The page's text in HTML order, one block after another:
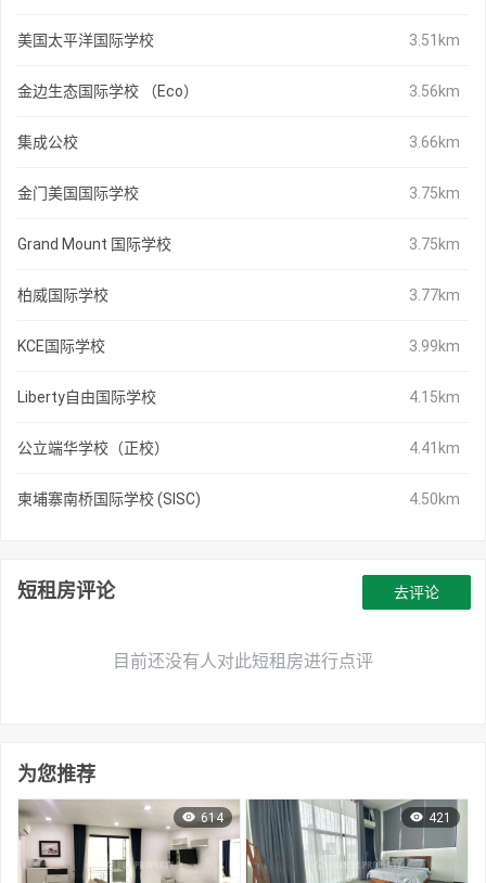
美国太平洋国际学校 3.51km
金边生态国际学校 （Eco） 3.56km
集成公校 3.66km
金门美国国际学校 3.75km
Grand Mount 国际学校 3.75km
柏威国际学校 3.77km
KCE国际学校 3.99km
Liberty自由国际学校 4.15km
公立端华学校（正校） 4.41km
柬埔寨南桥国际学校 (SISC) 4.50km
短租房评论
目前还没有人对此短租房进行点评
去评论
为您推荐
614 421